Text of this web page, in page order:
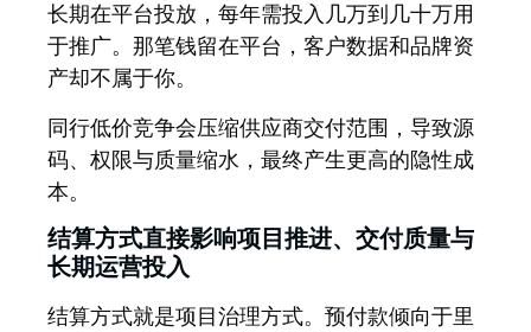
长期在平台投放，每年需投入几万到几十万用
于推广。那笔钱留在平台，客户数据和品牌资
产却不属于你。
同行低价竞争会压缩供应商交付范围，导致源
码、权限与质量缩水，最终产生更高的隐性成
本。
结算方式直接影响项目推进、交付质量与
长期运营投入
结算方式就是项目治理方式。 预付款倾向于里